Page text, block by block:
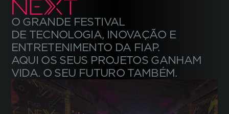
O GRANDE FESTIVAL
DE TECNOLOGIA, INOVAÇÃO E
ENTRETENIMENTO DA FIAP.
AQUI OS SEUS PROJETOS GANHAM
VIDA. O SEU FUTURO TAMBÉM.